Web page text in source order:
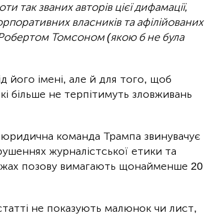
так званих авторів цієї дифамації,
власників та афілійованих
Томсоном(якою б не була
його імені, але й для того, щоб
більше не терпітимуть зловживань
команда Трампа звинувачує
журналістської етики та
позову вимагають щонайменше 20
не показують малюнок чи лист,